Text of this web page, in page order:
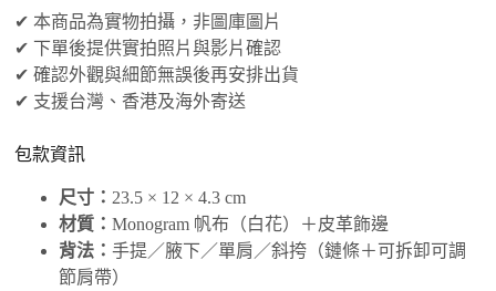
✔ 本商品為實物拍攝，非圖庫圖片
✔ 下單後提供實拍照片與影片確認
✔ 確認外觀與細節無誤後再安排出貨
✔ 支援台灣、香港及海外寄送
包款資訊
尺寸： 23.5 × 12 × 4.3 cm
材質：Monogram 帆布（白花）＋皮革飾邊
背法：手提／腋下／單肩／斜挎（鏈條＋可拆卸可調
節肩帶）